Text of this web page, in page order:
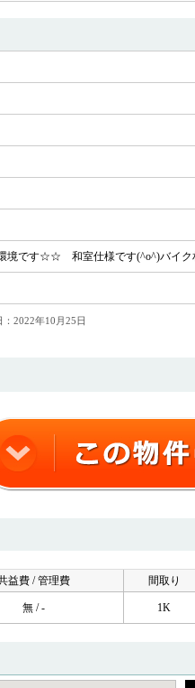
境です☆☆ 和室仕様です(^o^)バイ
2022年10月25日
益費 / 管理費 間取り
無 / - 1K